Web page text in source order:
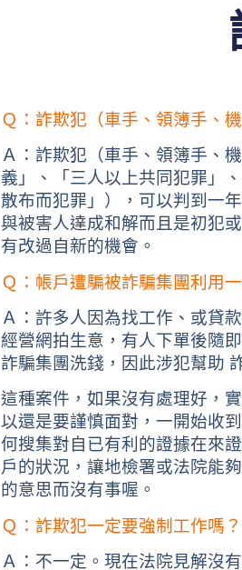
Ｑ：詐欺犯（車手、領簿手、
Ａ：詐欺犯（車手、領簿手、
義」、「三人以上共同犯罪」
散布而犯罪」），可以判到一
與被害人達成和解而且是初犯
有改過自新的機會。
Ｑ：帳戶遭騙被詐騙集團利用
Ａ：許多人因為找工作、或貸
經營網拍生意，有人下單後隨
詐騙集團洗錢，因此涉犯幫助
這種案件，如果沒有處理好，
以還是要謹慎面對，一開始收
何搜集對自已有利的證據在來
戶的狀況，讓地檢署或法院能
的意思而沒有事喔。
Ｑ：詐欺犯一定要強制工作嗎？
Ａ：不一定。現在法院見解沒